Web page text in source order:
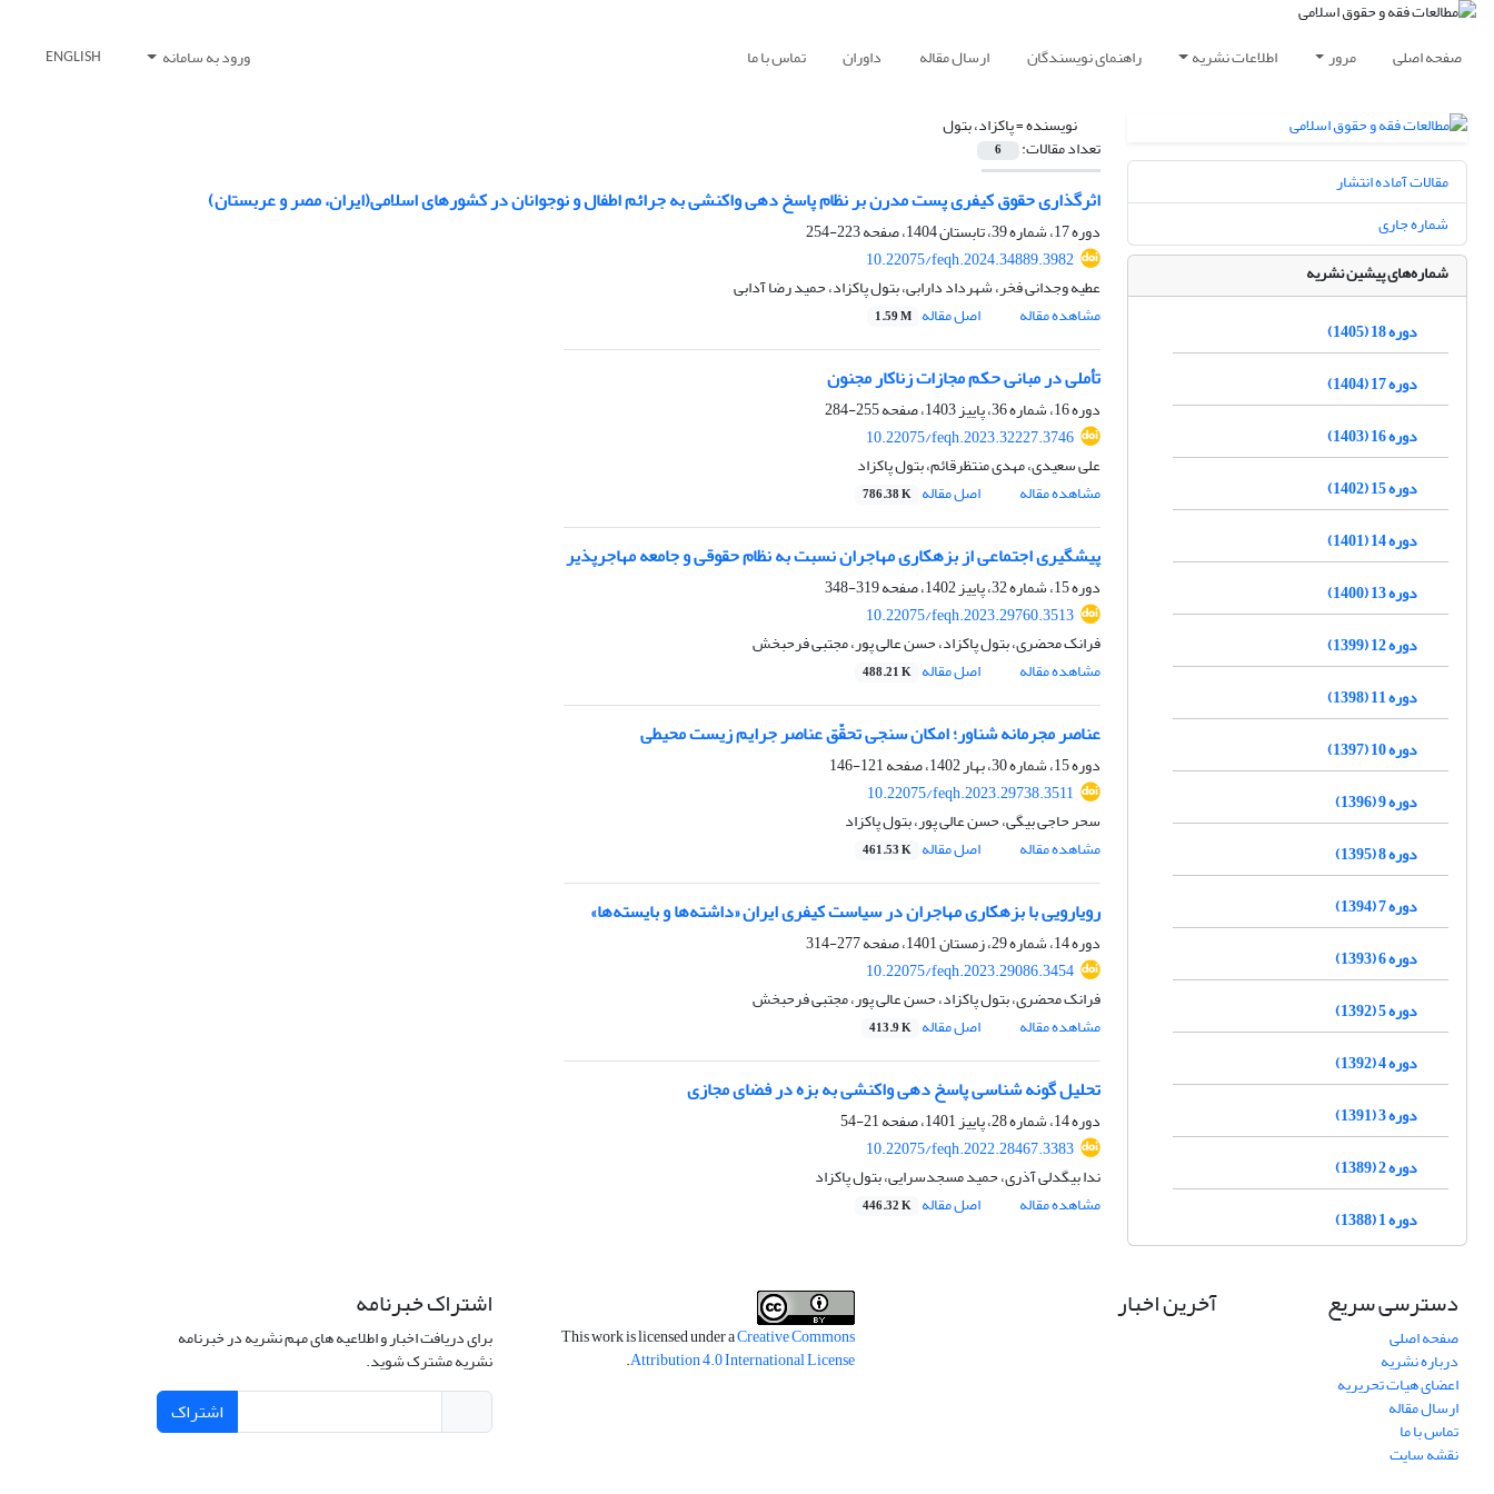
صفحه اصلی مرور اطلاعات نشریه راهنمای نویسندگان ارسال مقاله داوران تماس با ما ورود به سامانه ENGLISH
نویسنده =پاکزاد، بتول
تعداد مقالات: 6
اثرگذاری حقوق کیفری پست مدرن بر نظام پاسخ دهی واکنشی به جرائم اطفال و نوجوانان در کشورهای اسلامی(ایران، مصر و عربستان)
دوره 17، شماره 39، تابستان 1404، صفحه
223-254
10.22075/feqh.2024.34889.3982
عطیه وجدانی فخر، شهرداد دارابی، بتول پاکزاد، حمید رضا آدابی
مشاهده مقاله
اصل مقاله 1.59 M
تأملی در مبانی حکم مجازات زناکار مجنون
دوره 16، شماره 36، پاییز 1403، صفحه
255-284
10.22075/feqh.2023.32227.3746
علی سعیدی، مهدی منتظرقائم، بتول پاکزاد
مشاهده مقاله
اصل مقاله 786.38 K
پیشگیری اجتماعی از بزهکاری مهاجران نسبت به نظام حقوقی و جامعه مهاجرپذیر
دوره 15، شماره 32، پاییز 1402، صفحه
319-348
10.22075/feqh.2023.29760.3513
فرانک محضری، بتول پاکزاد، حسن عالی پور، مجتبی فرحبخش
مشاهده مقاله
اصل مقاله 488.21 K
عناصر مجرمانه شناور؛ امکان سنجی تحقّق عناصر جرایم زیست محیطی
دوره 15، شماره 30، بهار 1402، صفحه
121-146
10.22075/feqh.2023.29738.3511
سحر حاجی بیگی، حسن عالی پور، بتول پاکزاد
مشاهده مقاله
اصل مقاله 461.53 K
رویارویی با بزهکاری مهاجران در سیاست کیفری ایران «داشته‌ها و بایسته‌ها»
دوره 14، شماره 29، زمستان 1401، صفحه
277-314
10.22075/feqh.2023.29086.3454
فرانک محضری، بتول پاکزاد، حسن عالی پور، مجتبی فرحبخش
مشاهده مقاله
اصل مقاله 413.9 K
تحلیل گونه شناسی پاسخ دهی واکنشی به بزه در فضای مجازی
دوره 14، شماره 28، پاییز 1401، صفحه
21-54
10.22075/feqh.2022.28467.3383
ندا بیگدلی آذری، حمید مسجدسرایی، بتول پاکزاد
مشاهده مقاله
اصل مقاله 446.32 K
مقالات آماده انتشار
شماره جاری
شماره‌های پیشین نشریه
دوره 18 (1405)
دوره 17 (1404)
دوره 16 (1403)
دوره 15 (1402)
دوره 14 (1401)
دوره 13 (1400)
دوره 12 (1399)
دوره 11 (1398)
دوره 10 (1397)
دوره 9 (1396)
دوره 8 (1395)
دوره 7 (1394)
دوره 6 (1393)
دوره 5 (1392)
دوره 4 (1392)
دوره 3 (1391)
دوره 2 (1389)
دوره 1 (1388)
دسترسی سریع
صفحه اصلی
درباره نشریه
اعضای هیات تحریریه
ارسال مقاله
تماس با ما
نقشه سایت
آخرین اخبار
This work is licensed under aCreative Commons
Attribution 4.0 International License
.
اشتراک خبرنامه
برای دریافت اخبار و اطلاعیه های مهم نشریه در خبرنامه
نشریه مشترک شوید.
اشتراک